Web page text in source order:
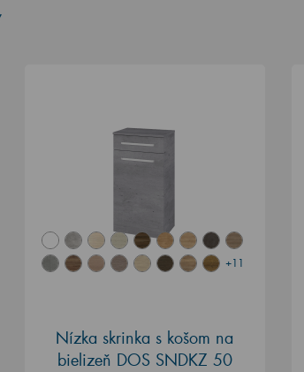
+11
Nízka skrinka s košom na
bielizeň DOS SNDKZ 50